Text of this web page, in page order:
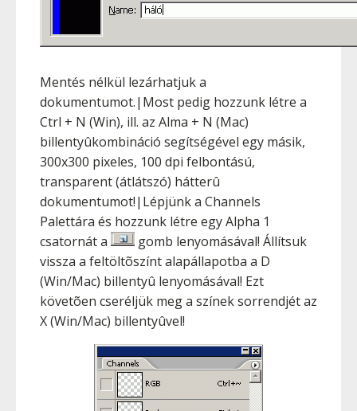
Mentés nélkül lezárhatjuk a
dokumentumot.|Most pedig hozzunk létre a
Ctrl + N (Win), ill. az Alma + N (Mac)
billentyûkombináció segítségével egy másik,
300x300 pixeles, 100 dpi felbontású,
transparent (átlátszó) hátterû
dokumentumot!|Lépjünk a Channels
Palettára és hozzunk létre egy Alpha 1
csatornát a
gomb lenyomásával! Állítsuk
vissza a feltöltõszínt alapállapotba a D
(Win/Mac) billentyû lenyomásával! Ezt
követõen cseréljük meg a színek sorrendjét az
X(Win/Mac) billentyûvel!